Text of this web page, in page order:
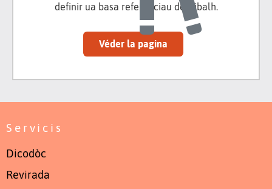
definir ua basa referenciau de tribalh.
Véder la pagina
Servicis
Dicodòc
Revirada